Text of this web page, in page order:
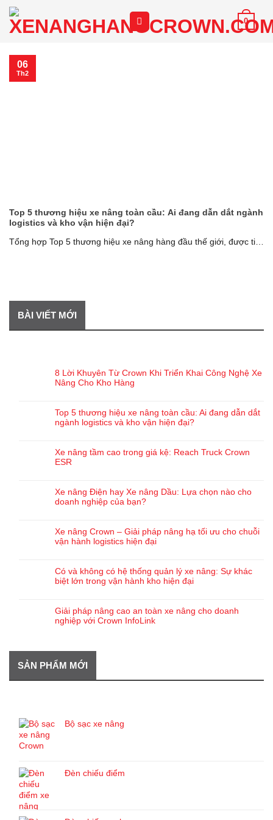
Chuyển
đến
dung
0
Top 5 thương hiệu xe nâng toàn cầu: Ai đang dẫn dắt ngành
logistics và kho vận hiện đại?
Tổng hợp Top 5 thương hiệu xe nâng hàng đầu thế giới, được tin
06
Th2
BÀI VIẾT MỚI
8 Lời Khuyên Từ Crown Khi Triển Khai Công Nghệ Xe
Nâng Cho Kho Hàng
Top 5 thương hiệu xe nâng toàn cầu: Ai đang dẫn dắt
ngành logistics và kho vận hiện đại?
Xe nâng tầm cao trong giá kệ: Reach Truck Crown
ESR
Xe nâng Điện hay Xe nâng Dầu: Lựa chọn nào cho
doanh nghiệp của bạn?
Xe nâng Crown – Giải pháp nâng hạ tối ưu cho chuỗi
vận hành logistics hiện đại
Có và không có hệ thống quản lý xe nâng: Sự khác
biệt lớn trong vận hành kho hiện đại
Giải pháp nâng cao an toàn xe nâng cho doanh
nghiệp với Crown InfoLink
SẢN PHẨM MỚI
Bộ sạc xe nâng
Đèn chiếu điểm